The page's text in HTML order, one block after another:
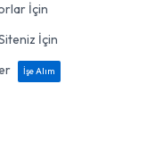
İçin
İçin
İşe Alım